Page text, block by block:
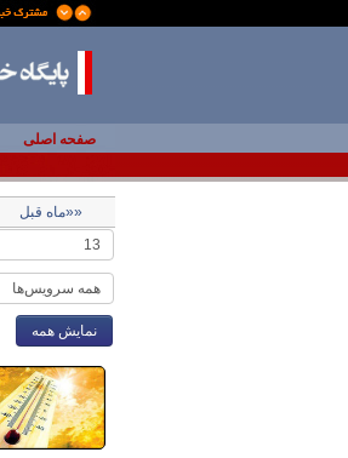
صفحه اصلی
««ماه قبل
نمایش همه